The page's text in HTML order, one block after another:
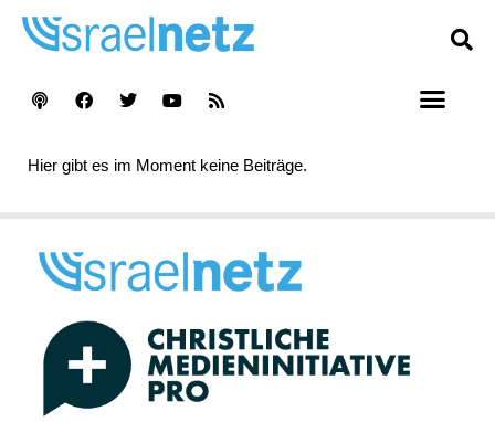
Hier gibt es im Moment keine Beiträge.